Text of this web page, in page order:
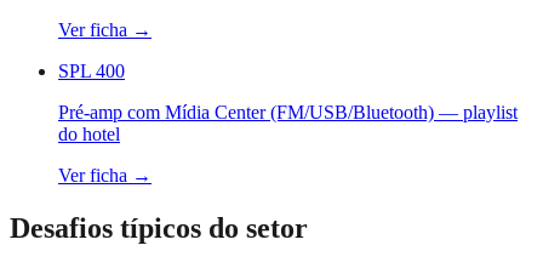
Ver ficha →
SPL 400
Pré-amp com Mídia Center (FM/USB/Bluetooth) — playlist
do hotel
Ver ficha →
Desafios típicos do setor